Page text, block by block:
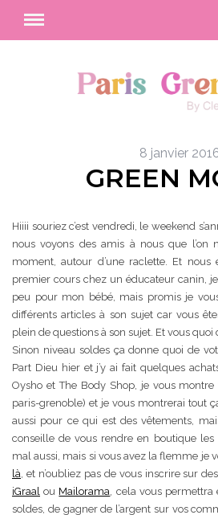
8 janvier
GREEN
Hiiii souriez c’est vendredi, le weekend
nous voyons des amis à nous que l’on
moment, autour d’une raclette. Et nous
premier cours chez un éducateur canin,
peu pour mon bébé, mais promis je
différents articles à son sujet car vous
plein de questions à son sujet. Et vous quoi
Sinon niveau soldes ça donne quoi de
Part Dieu hier et j’y ai fait quelques
Oysho et The Body Shop, je vous
paris-grenoble) et je vous montrerai tout
aussi pour ce qui est des vêtements,
conseille de vous rendre en boutique
mal aussi, mais si vous avez la flemme je
là , et n’oubliez pas de vous inscrire sur
iGraal ou Mailorama , cela vous
soldes, de gagner de l’argent sur vos